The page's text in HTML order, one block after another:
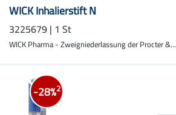
WICK Inhalierstift N
3225679 | 1 St
WICK Pharma - Zweigniederlassung der Procter &...
-28%2